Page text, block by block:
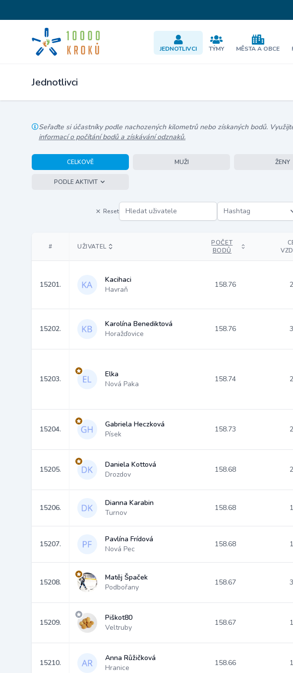
JEDNOTLIVCI TÝMY MĚSTA A OBCE
Jednotlivci
Seřaďte si účastníky podle nachozených kilometrů nebo získaných bodů.
informací o počítání bodů a získávání odznaků.
CELKOVĚ MUŽI ŽENY
PODLE AKTIVIT
Reset Hashtag
# UŽIVATEL
POČET
BODŮ
15201.
Kacihaci
Havraň
158.76
15202.
Karolína Benediktová
Horažďovice
158.76
15203.
Elka
Nová Paka
158.74
15204.
Gabriela Heczková
Písek
158.73
15205.
Daniela Kottová
Drozdov
158.68
15206.
Dianna Karabin
Turnov
158.68
15207.
Pavlína Frídová
Nová Pec
158.68
15208.
Matěj Špaček
Podbořany
158.67
15209.
Piškot80
Veltruby
158.67
15210.
Anna Růžičková
Hranice
158.66